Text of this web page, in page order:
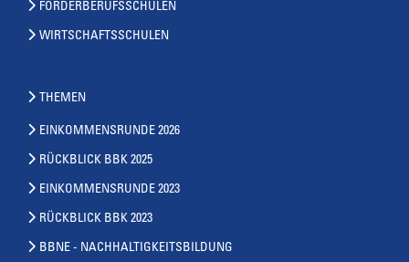
FÖRDERBERUFSSCHULEN
WIRTSCHAFTSSCHULEN
THEMEN
EINKOMMENSRUNDE 2026
RÜCKBLICK BBK 2025
EINKOMMENSRUNDE 2023
RÜCKBLICK BBK 2023
BBNE - NACHHALTIGKEITSBILDUNG